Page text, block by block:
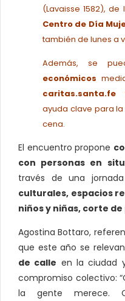
(Lavaisse 1582),
Centro de Día
también de lunes a
Además, se
económicos
caritas.santa.fe
ayuda clave para
cena.
El encuentro propone
con personas en
través de una
culturales, espacios
niños y niñas, corte
Agostina Bottaro,
que este año se relevan
de calle en la ciudad
compromiso colectivo:
la gente merece.